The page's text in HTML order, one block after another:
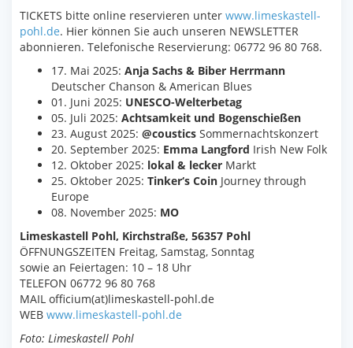
TICKETS bitte online reservieren unter www.limeskastell-
pohl.de. Hier können Sie auch unseren NEWSLETTER
abonnieren. Telefonische Reservierung: 06772 96 80 768.
17. Mai 2025: Anja Sachs & Biber Herrmann
Deutscher Chanson & American Blues
01. Juni 2025: UNESCO-Welterbetag
05. Juli 2025: Achtsamkeit und Bogenschießen
23. August 2025: @coustics Sommernachtskonzert
20. September 2025: Emma Langford Irish New Folk
12. Oktober 2025: lokal & lecker Markt
25. Oktober 2025: Tinker‘s Coin Journey through
Europe
08. November 2025: MO
Limeskastell Pohl, Kirchstraße, 56357 Pohl
ÖFFNUNGSZEITEN Freitag, Samstag, Sonntag
sowie an Feiertagen: 10 – 18 Uhr
TELEFON 06772 96 80 768
MAIL officium(at)limeskastell-pohl.de
WEB www.limeskastell-pohl.de
Foto: Limeskastell Pohl